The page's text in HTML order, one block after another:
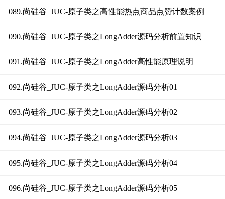
089.尚硅谷_JUC-原子类之高性能热点商品点赞计数案例
090.尚硅谷_JUC-原子类之LongAdder源码分析前置知识
091.尚硅谷_JUC-原子类之LongAdder高性能原理说明
092.尚硅谷_JUC-原子类之LongAdder源码分析01
093.尚硅谷_JUC-原子类之LongAdder源码分析02
094.尚硅谷_JUC-原子类之LongAdder源码分析03
095.尚硅谷_JUC-原子类之LongAdder源码分析04
096.尚硅谷_JUC-原子类之LongAdder源码分析05